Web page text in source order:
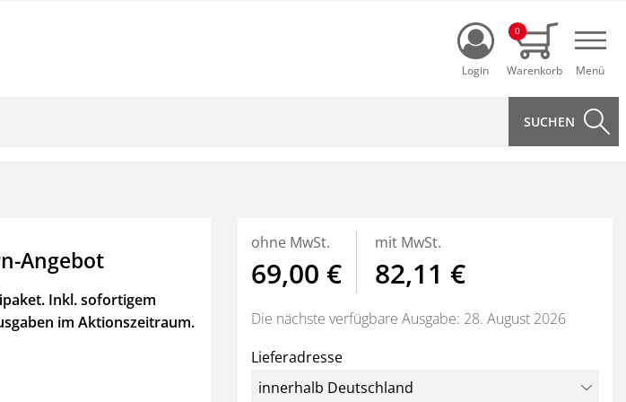
Login
0
Angebot
Inkl. sofortigem
im Aktionszeitraum.
ohne MwSt.
69,00 €
mit MwSt.
82,11 €
Die nächste verfügbare Ausgabe: 28. August 2026
Lieferadresse